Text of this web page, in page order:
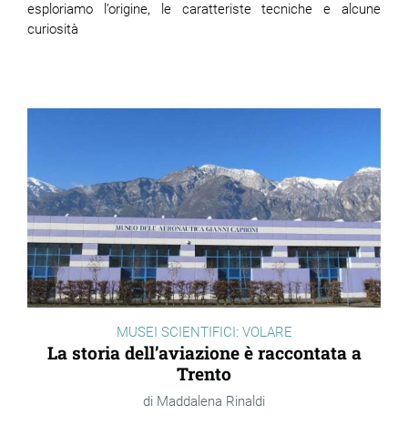
esploriamo l’origine, le caratteriste tecniche e alcune
curiosità
MUSEI SCIENTIFICI: VOLARE
La storia dell’aviazione è raccontata a
Trento
Maddalena Rinaldi